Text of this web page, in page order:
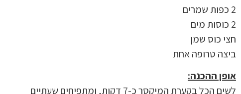
2 כפות שמרים
2 כוסות מים
חצי כוס שמן
ביצה טרופה אחת
אופן ההכנה:
לשים הכל בקערת המיקסר כ-7 דקות, ומתפיחים שעתיים